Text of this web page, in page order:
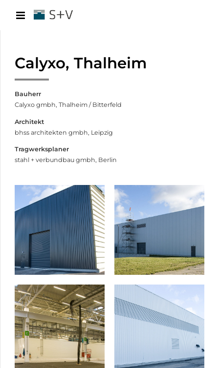
Calyxo, Thalheim
Bauherr
Calyxo gmbh, Thalheim / Bitterfeld
Architekt
bhss architekten gmbh, Leipzig
Tragwerksplaner
stahl + verbundbau gmbh, Berlin